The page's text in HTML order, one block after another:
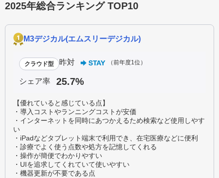
2025年総合ランキング TOP10
M3デジカル(エムスリーデジカル)
クラウド型 昨対 （前年度1位）
シェア率 25.7%
【優れていると感じている点】
・導入コストやランニングコストが安価
・インターネットを同時にあつかえるため検索など使用しやす
い
・iPadなどタブレット端末で利用でき、在宅医療などに便利
・診療でよく使う点数や処方を記憶してくれる
・操作が簡便でわかりやすい
・UIを追求してくれていて使いやすい
・機器更新が不要である点